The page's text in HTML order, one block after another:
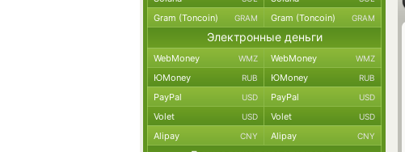
Gram (Toncoin) GRAM Gram (Toncoin) GRAM
Электронные деньги
WebMoney WMZ WebMoney WMZ
ЮMoney RUB ЮMoney RUB
PayPal USD PayPal USD
Volet USD Volet USD
Alipay CNY Alipay CNY